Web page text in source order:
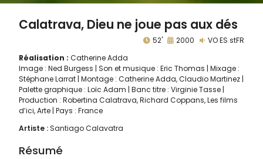
Artiste :Santiago Calavatra
Calatrava, Dieu ne joue pas aux dés
52' 2000
VO ES stFR
Réalisation : Catherine Adda
Image : Ned Burgess | Son et musique : Eric Thomas | Mixage :
Stéphane Larrat | Montage : Catherine Adda, Claudio Martinez |
Palette graphique : Loïc Adam | Banc titre : Virginie Tasse |
Production : Robertina Calatrava, Richard Coppans, Les films
d’ici, Arte | Pays : France
Résumé